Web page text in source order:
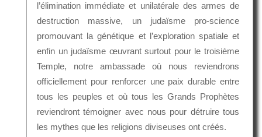
l’élimination immédiate et unilatérale des armes de
destruction massive, un judaïsme pro-science
promouvant la génétique et l’exploration spatiale et
enfin un judaïsme œuvrant surtout pour le troisième
Temple, notre ambassade où nous reviendrons
officiellement pour renforcer une paix durable entre
tous les peuples et où tous les Grands Prophètes
reviendront témoigner avec nous pour détruire tous
les mythes que les religions diviseuses ont créés.